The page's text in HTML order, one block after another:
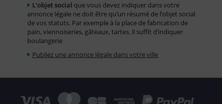
L’objet social que vous devez indiquer dans votre
annonce légale ne doit être qu’un résumé de l’objet social
de vos statuts. Par exemple à la place de fabrication de
pain, viennoiseries, gâteaux, tartes, il suffit d’indiquer
boulangerie
Publiez une annonce légale dans votre ville